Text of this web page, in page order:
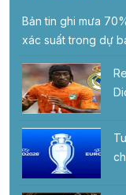
Bản tin ghi mưa
xác suất trong dự